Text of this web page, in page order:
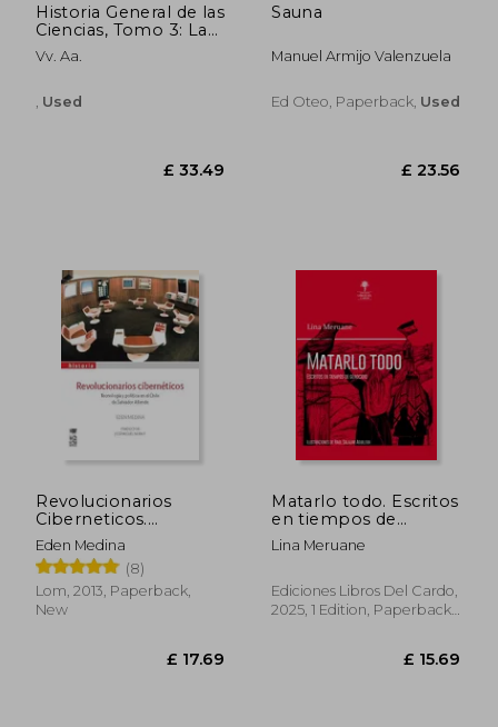
Historia General de las
Ciencias, Tomo 3: La
Edad Media
Vv. Aa.
Used
£ 33.49
Sauna
Manuel Armijo Valenzuela
Ed Oteo, Paperback, Used
Revolucionarios
Ciberneticos.
Tecnologia y Politica
en el Chile de sal (in
Spanish)
Eden Medina
(8)
Lom, 2013, Paperback,
New
Matarlo todo. Escritos
en tiempos de
genocidio (libro
ilustrado por Raúl
Spanish)
Lina Meruane
Ediciones Libros Del Cardo,
2025, 1 Edition, Paperback,